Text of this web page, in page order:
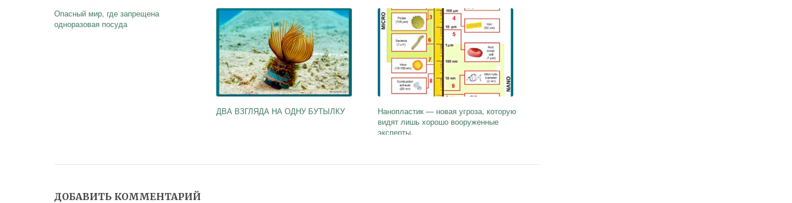
Опасный мир, где запрещена
одноразовая посуда
ДВА ВЗГЛЯДА НА ОДНУ БУТЫЛКУ
Нанопластик — новая угроза, которую
видят лишь хорошо вооруженные
эксперты.
ДОБАВИТЬ КОММЕНТАРИЙ